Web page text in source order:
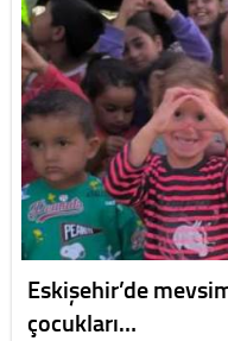
Eskişehir’de
çocukları…